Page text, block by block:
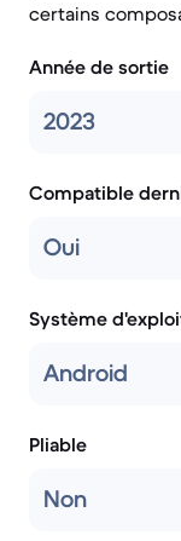
certains
Année de sortie
2023
Compatible
Oui
Système
Android
Pliable
Non